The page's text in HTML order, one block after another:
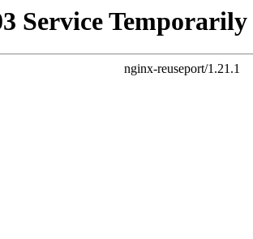
Service
nginx-reuseport/1.21.1